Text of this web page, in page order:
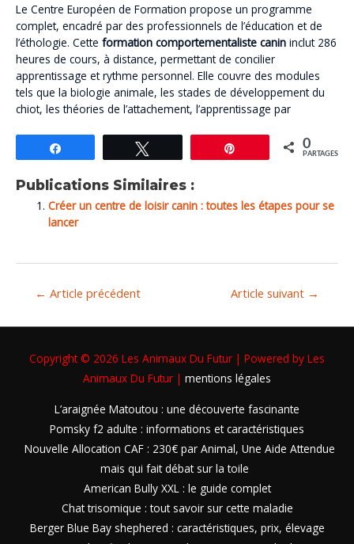
Le Centre Européen de Formation propose un programme
complet, encadré par des professionnels de l’éducation et de
l’éthologie. Cette formation comportementaliste canin inclut 286
heures de cours, à distance, permettant de concilier
apprentissage et rythme personnel. Elle couvre des modules
tels que la biologie animale, les stades de développement du
chiot, les théories de l’attachement, l’apprentissage par
0
PARTAGES
Publications Similaires :
Créer un centre de loisir canin : toutes les étapes pour se
lancer
← Article précédent Article suivant →
Copyright © 2026 Les Animaux Du Futur | Powered by Les
Animaux Du Futur | mentions légales
L’araignée Matoutou : une découverte fascinante
Pomsky f2 adulte : informations et caractéristiques
Nouvelle Allocation CAF : 230€ par Animal, Une Aide Attendue
mais qui fait débat sur la toile
American Bully XXL : le guide complet
Chat trisomique : tout savoir sur cette maladie
Berger Blue Bay shephered : caractéristiques, prix, élevage